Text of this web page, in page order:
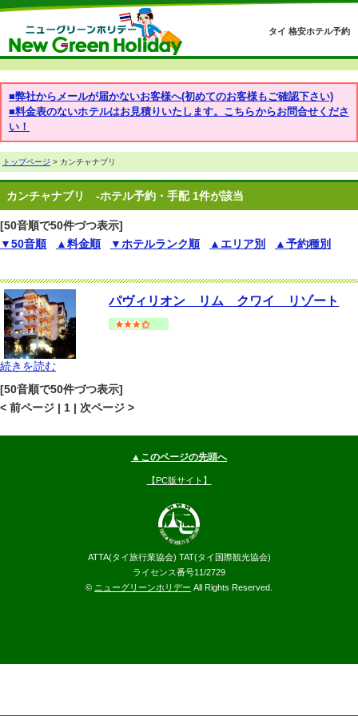
タイ 格安ホテル予約
■弊社からメールが届かないお客様へ(初めてのお客様もご確認下さい)
■料金表のないホテルはお見積りいたします。こちらからお問合せくださ
い！
トップページ > カンチャナブリ
カンチャナブリ -ホテル予約・手配 1件が該当
[50音順で50件づつ表示]
▼50音順
▲料金順 ▼ホテルランク順 ▲エリア別 ▲予約種別
パヴィリオン リム クワイ リゾート
続きを読む
[50音順で50件づつ表示]
< 前ページ | 1 | 次ページ >
▲このページの先頭へ
【PC版サイト】
ATTA(タイ旅行業協会) TAT(タイ国際観光協会)
ライセンス番号11/2729
© ニューグリーンホリデー All Rights Reserved.